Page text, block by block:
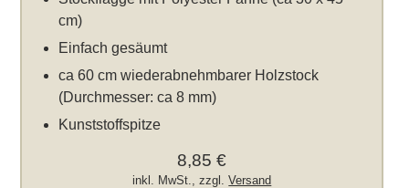
cm)
Einfach gesäumt
ca 60 cm wiederabnehmbarer Holzstock
(Durchmesser: ca 8 mm)
Kunststoffspitze
8,85 €
inkl. MwSt., zzgl.Versand